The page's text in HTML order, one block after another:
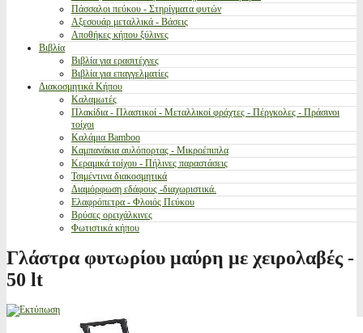
Πάσσαλοι πεύκου - Στηρίγματα φυτών
Αξεσουάρ μεταλλικά - Βάσεις
Αποθήκες κήπου ξύλινες
Βιβλία
Βιβλία για ερασιτέχνες
Βιβλία για επαγγελματίες
Διακοσμητικά Κήπου
Καλαμωτές
Πλακίδια - Πλαστικοί - Μεταλλικοί φράχτες - Πέργκολες - Πράσινοι
τοίχοι
Καλάμια Bamboo
Καμπανάκια αυλόπορτας - Μικροέπιπλα
Κεραμικά τοίχου - Πήλινες παραστάσεις
Τσιμέντινα διακοσμητικά
Διαμόρφωση εδάφους -διαχωριστικά.
Ελαφρόπετρα - Φλοιός Πεύκου
Βρύσες ορειχάλκινες
Φωτιστικά κήπου
Γλάστρα φυτωρίου μαύρη με χειρολαβές -
50 lt